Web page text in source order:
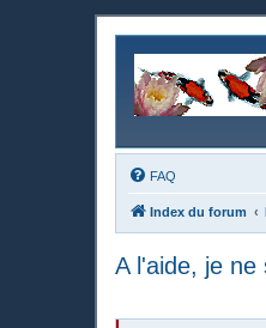
FAQ
Index du forum
A l'aide, je ne